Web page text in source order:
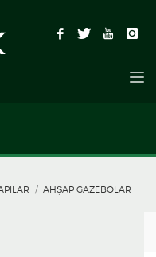
AHŞAP GAZEBOLAR